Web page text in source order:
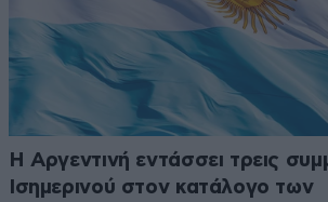
Η Αργεντινή εντάσσει τρεις
Ισημερινού στον κατάλογο των